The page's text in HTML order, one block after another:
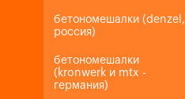
бетономешалки (denzel,
россия)
бетономешалки
(kronwerk и mtx -
германия)